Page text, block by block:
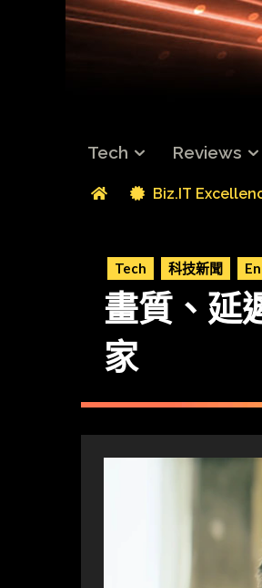
Tech Reviews
Biz.IT
Tech 科技新聞
畫質、延
家